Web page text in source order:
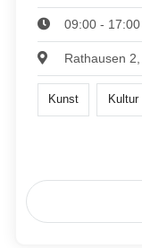
09:00 -
Rathausen
Kunst Kultur